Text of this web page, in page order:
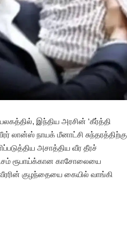
இந்திய அரசின் ‘கீர்த்தி
லான்ஸ் நாயக் மீனாட்சி சுந்தரத்திற்கு
அசாத்திய வீர தீரச்
ரூபாய்க்கான காசோலையை
குழந்தையை கையில் வாங்கி